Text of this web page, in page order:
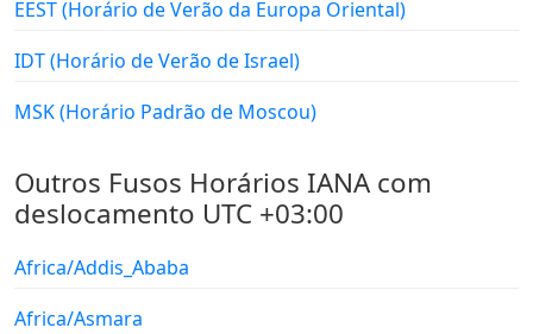
EEST (Horário de Verão da Europa Oriental)
IDT (Horário de Verão de Israel)
MSK (Horário Padrão de Moscou)
Outros Fusos Horários IANA com
deslocamento UTC +03:00
Africa/Addis_Ababa
Africa/Asmara